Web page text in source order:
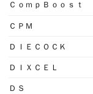
ＣｏｍｐＢｏｏｓｔ
ＣＰＭ
ＤＩＥＣＯＣＫ
ＤＩＸＣＥＬ
ＤＳ